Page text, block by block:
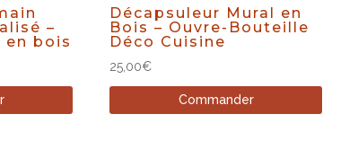
–
en bois
Décapsuleur Mural en
Bois – Ouvre-Bouteille
Déco Cuisine
25,00€
Commander